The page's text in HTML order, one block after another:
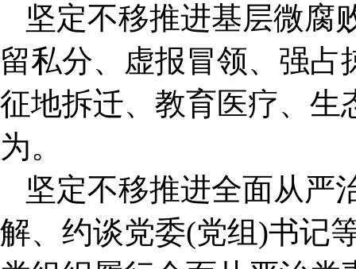
坚定不移推进基层微腐
留私分、虚报冒领、强占
征地拆迁、教育医疗、生
为。
坚定不移推进全面从严
解、约谈党委(党组)书记